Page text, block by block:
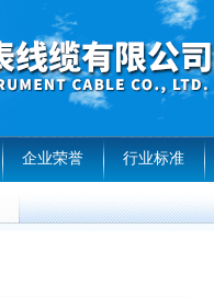
企业荣誉 行业标准